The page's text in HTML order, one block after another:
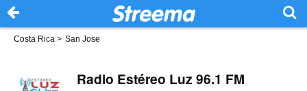
Costa Rica > San Jose
Radio Estéreo Luz 96.1 FM